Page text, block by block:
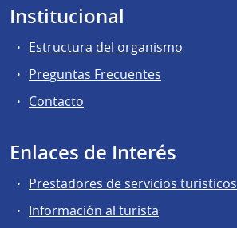
Institucional
Estructura del organismo
Preguntas Frecuentes
Contacto
Enlaces de Interés
Prestadores de servicios turisticos
Información al turista